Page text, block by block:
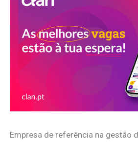
Empresa de referência na gestão